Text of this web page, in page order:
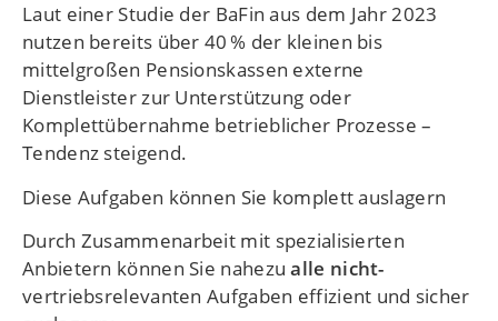
Laut einer Studie der BaFin aus dem Jahr 2023
nutzen bereits über 40 % der kleinen bis
mittelgroßen Pensionskassen externe
Dienstleister zur Unterstützung oder
Komplettübernahme betrieblicher Prozesse –
Tendenz steigend.
Diese Aufgaben können Sie komplett auslagern
Durch Zusammenarbeit mit spezialisierten
Anbietern können Sie nahezualle nicht-
vertriebsrelevanten Aufgaben effizient und sicher